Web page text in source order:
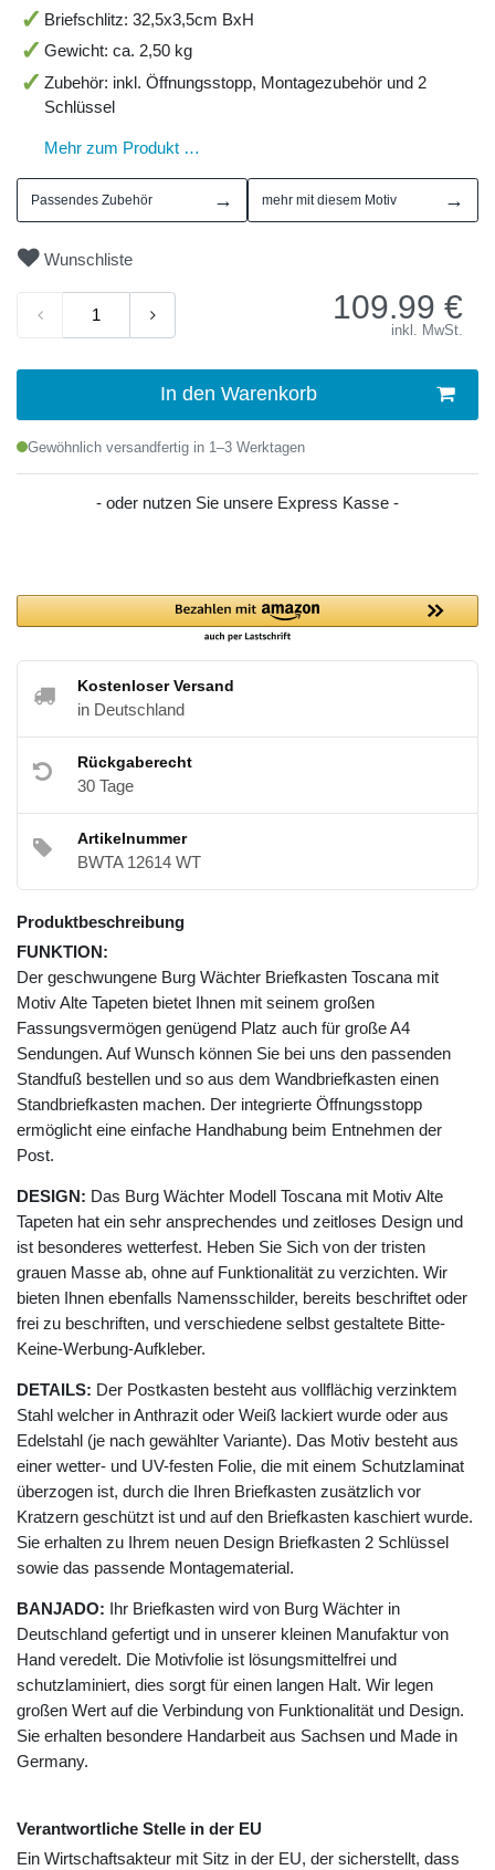
Briefschlitz: 32,5x3,5cm BxH
Gewicht: ca. 2,50 kg
Zubehör: inkl. Öffnungsstopp, Montagezubehör und 2
Schlüssel
Mehr zum Produkt …
Passendes Zubehör → mehr mit diesem Motiv →
Wunschliste
109.99 €
inkl. MwSt.
In den Warenkorb
Gewöhnlich versandfertig in 1–3 Werktagen
- oder nutzen Sie unsere Express Kasse -
Kostenloser Versand
in Deutschland
Rückgaberecht
30 Tage
Artikelnummer
BWTA 12614 WT
Produktbeschreibung
FUNKTION:
Der geschwungene Burg Wächter Briefkasten Toscana mit
Motiv Alte Tapeten bietet Ihnen mit seinem großen
Fassungsvermögen genügend Platz auch für große A4
Sendungen. Auf Wunsch können Sie bei uns den passenden
Standfuß bestellen und so aus dem Wandbriefkasten einen
Standbriefkasten machen. Der integrierte Öffnungsstopp
ermöglicht eine einfache Handhabung beim Entnehmen der
Post.
DESIGN: Das Burg Wächter Modell Toscana mit Motiv Alte
Tapeten hat ein sehr ansprechendes und zeitloses Design und
ist besonderes wetterfest. Heben Sie Sich von der tristen
grauen Masse ab, ohne auf Funktionalität zu verzichten. Wir
bieten Ihnen ebenfalls Namensschilder, bereits beschriftet oder
frei zu beschriften, und verschiedene selbst gestaltete Bitte-
Keine-Werbung-Aufkleber.
DETAILS: Der Postkasten besteht aus vollflächig verzinktem
Stahl welcher in Anthrazit oder Weiß lackiert wurde oder aus
Edelstahl (je nach gewählter Variante). Das Motiv besteht aus
einer wetter- und UV-festen Folie, die mit einem Schutzlaminat
überzogen ist, durch die Ihren Briefkasten zusätzlich vor
Kratzern geschützt ist und auf den Briefkasten kaschiert wurde.
Sie erhalten zu Ihrem neuen Design Briefkasten 2 Schlüssel
sowie das passende Montagematerial.
BANJADO: Ihr Briefkasten wird von Burg Wächter in
Deutschland gefertigt und in unserer kleinen Manufaktur von
Hand veredelt. Die Motivfolie ist lösungsmittelfrei und
schutzlaminiert, dies sorgt für einen langen Halt. Wir legen
großen Wert auf die Verbindung von Funktionalität und Design.
Sie erhalten besondere Handarbeit aus Sachsen und Made in
Germany.
Verantwortliche Stelle in der EU
Ein Wirtschaftsakteur mit Sitz in der EU, der sicherstellt, dass